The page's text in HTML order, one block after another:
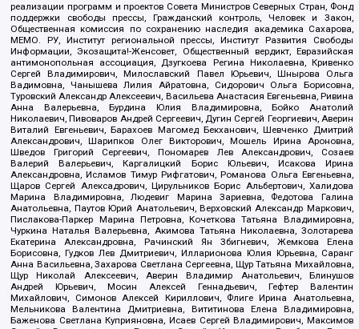
реализации программ и проектов Совета Министров Северных Стран, Фонд
поддержки свободы прессы, Гражданский контроль, Человек и Закон,
Общественная комиссия по сохранению наследия академика Сахарова,
МЕМО. РУ, Институт региональной прессы, Институт Развития Свободы
Информации, Экозащита!-Женсовет, Общественный вердикт, Евразийская
антимонопольная ассоциация, Дзугкоева Регина Николаевна, Кривенко
Сергей Владимирович, Милославский Павел Юрьевич, Шнырова Ольга
Вадимовна, Чанышева Лилия Айратовна, Сидорович Ольга Борисовна,
Туровский Александр Алексеевич, Васильева Анастасия Евгеньевна, Ривина
Анна Валерьевна, Бурдина Юлия Владимировна, Бойко Анатолий
Николаевич, Пивоваров Андрей Сергеевич, Дугин Сергей Георгиевич, Аверин
Виталий Евгеньевич, Барахоев Магомед Бекханович, Шевченко Дмитрий
Александрович, Шарипков Олег Викторович, Мошель Ирина Ароновна,
Шведов Григорий Сергеевич, Пономарев Лев Александрович, Созаев
Валерий Валерьевич, Каргалицкий Борис Юльевич, Исакова Ирина
Александровна, Исламов Тимур Рифгатович, Романова Ольга Евгеньевна,
Щаров Сергей Алексадрович, Цирульников Борис Альбертович, Халидова
Марина Владимировна, Людевиг Марина Зариевна, Федотова Галина
Анатольевна, Паутов Юрий Анатольевич, Верховский Александр Маркович,
Пислакова-Паркер Марина Петровна, Кочеткова Татьяна Владимировна,
Чуркина Наталья Валерьевна, Акимова Татьяна Николаевна, Золотарева
Екатерина Александровна, Рачинский Ян Збигневич, Жемкова Елена
Борисовна, Гудков Лев Дмитриевич, Илларионова Юлия Юрьевна, Саранг
Анна Васильевна, Захарова Светлана Сергеевна, Щур Татьяна Михайловна,
Щур Николай Алексеевич, Аверин Владимир Анатольевич, Блинушов
Андрей Юрьевич, Мосин Алексей Геннадьевич, Гефтер Валентин
Михайлович, Симонов Алексей Кириллович, Флиге Ирина Анатольевна,
Мельникова Валентина Дмитриевна, Вититинова Елена Владимировна,
Баженова Светлана Куприяновна, Исаев Сергей Владимирович, Максимов